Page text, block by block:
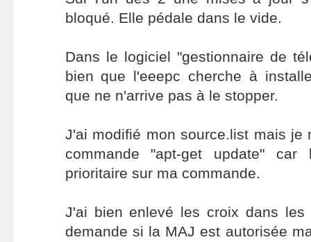
bloqué. Elle pédale dans le vide.
Dans le logiciel "gestionnaire de
bien que l'eeepc cherche à
que ne n'arrive pas à le stopper.
J'ai modifié mon source.list mais je
commande "apt-get update"
prioritaire sur ma commande.
J'ai bien enlevé les croix dans les
demande si la MAJ est autorisée